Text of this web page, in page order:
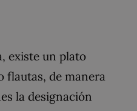
existe un plato
flautas, de manera
la designación